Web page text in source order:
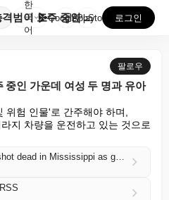
미시시피에서 총격범이 도주 중인 가운데 여성 두 명과 ...
한
국
어
GooglePlay
AppStore 로그인
팔로우
중인 가운데 여성 두 명과 유아
험 인물'로 간주해야 하며,
지 차량을 운전하고 있는 것으로
Two women and toddler shot dead in Mississippi as gunman remains at large